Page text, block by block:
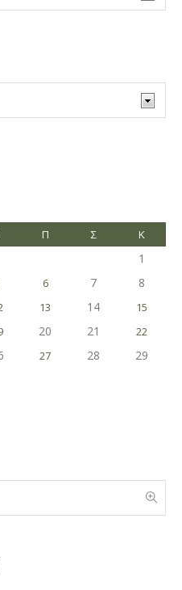
Π Σ Κ
1
6 7 8
13 14
15
20 21
22
27 28 29